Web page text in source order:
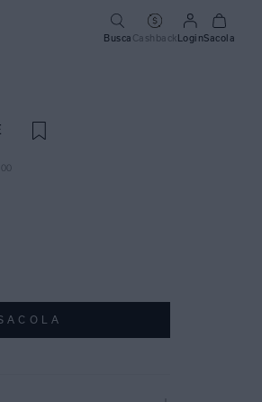
Busca CashbackLoginSacola
00